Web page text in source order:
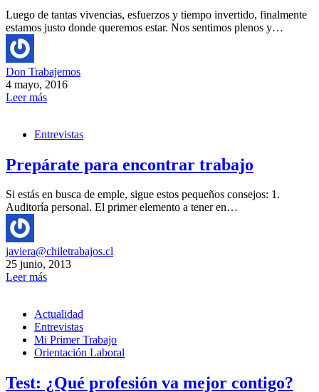
Luego de tantas vivencias, esfuerzos y tiempo invertido, finalmente
estamos justo donde queremos estar. Nos sentimos plenos y…
Don Trabajemos
4 mayo, 2016
Leer más
Entrevistas
Prepárate para encontrar trabajo
Si estás en busca de emple, sigue estos pequeños consejos: 1.
Auditoría personal. El primer elemento a tener en…
javiera@chiletrabajos.cl
25 junio, 2013
Leer más
Actualidad
Entrevistas
Mi Primer Trabajo
Orientación Laboral
Test: ¿Qué profesión va mejor contigo?